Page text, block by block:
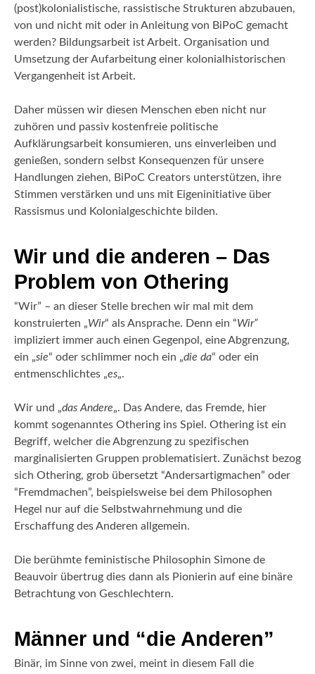
(post)kolonialistische, rassistische Strukturen abzubauen,
von und nicht mit oder in Anleitung von BiPoC gemacht
werden? Bildungsarbeit ist Arbeit. Organisation und
Umsetzung der Aufarbeitung einer kolonialhistorischen
Vergangenheit ist Arbeit.
Daher müssen wir diesen Menschen eben nicht nur
zuhören und passiv kostenfreie politische
Aufklärungsarbeit konsumieren, uns einverleiben und
genießen, sondern selbst Konsequenzen für unsere
Handlungen ziehen, BiPoC Creators unterstützen, ihre
Stimmen verstärken und uns mit Eigeninitiative über
Rassismus und Kolonialgeschichte bilden.
Wir und die anderen – Das
Problem von Othering
“Wir” – an dieser Stelle brechen wir mal mit dem
konstruierten „Wir“ als Ansprache. Denn ein “Wir”
impliziert immer auch einen Gegenpol, eine Abgrenzung,
ein „sie“ oder schlimmer noch ein „die da“ oder ein
entmenschlichtes „es„.
Wir und „das Andere„. Das Andere, das Fremde, hier
kommt sogenanntes Othering ins Spiel. Othering ist ein
Begriff, welcher die Abgrenzung zu spezifischen
marginalisierten Gruppen problematisiert. Zunächst bezog
sich Othering, grob übersetzt “Andersartigmachen” oder
“Fremdmachen”, beispielsweise bei dem Philosophen
Hegel nur auf die Selbstwahrnehmung und die
Erschaffung des Anderen allgemein.
Die berühmte feministische Philosophin Simone de
Beauvoir übertrug dies dann als Pionierin auf eine binäre
Betrachtung von Geschlechtern.
Männer und “die Anderen”
Binär, im Sinne von zwei, meint in diesem Fall die